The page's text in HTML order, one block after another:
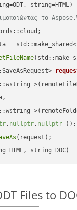
το
=
, nullptr, nullptr ))
(request);
string=DOC)
Files to